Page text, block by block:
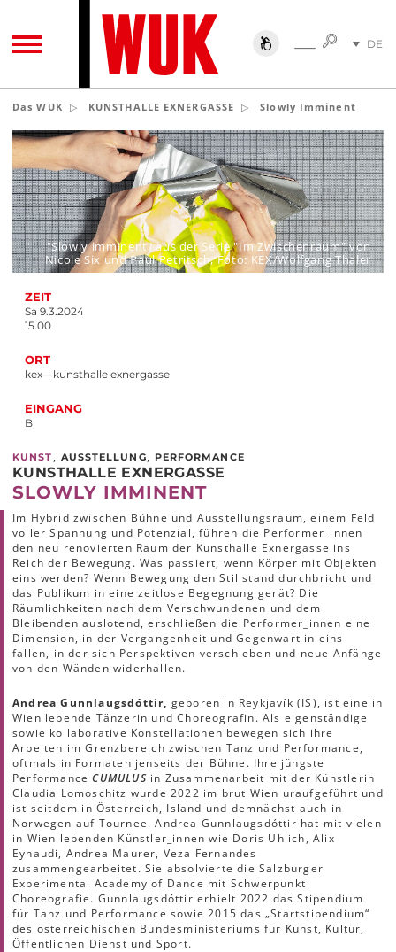
TOGGLE NAVIGATIONSUCHESUCHE
DE
Das WUK KUNSTHALLE EXNERGASSE Slowly Imminent
ZEIT
Sa 9.3.2024
15.00
ORT
kex—kunsthalle exnergasse
EINGANG
B
"Slowly imminent" aus der Serie "Im Zwischenraum" von
Nicole Six und Paul Petritsch, Foto: KEX/Wolfgang Thaler
KUNST , AUSSTELLUNG, PERFORMANCE
KUNSTHALLE EXNERGASSE
SLOWLY IMMINENT
Im Hybrid zwischen Bühne und Ausstellungsraum, einem Feld
voller Spannung und Potenzial, führen die Performer_innen
den neu renovierten Raum der Kunsthalle Exnergasse ins
Reich der Bewegung. Was passiert, wenn Körper mit Objekten
eins werden? Wenn Bewegung den Stillstand durchbricht und
das Publikum in eine zeitlose Begegnung gerät? Die
Räumlichkeiten nach dem Verschwundenen und dem
Bleibenden auslotend, erschließen die Performer_innen eine
Dimension, in der Vergangenheit und Gegenwart in eins
fallen, in der sich Perspektiven verschieben und neue Anfänge
von den Wänden widerhallen.
Andrea Gunnlaugsdóttir, geboren in Reykjavík (IS), ist eine in
Wien lebende Tänzerin und Choreografin. Als eigenständige
sowie kollaborative Konstellationen bewegen sich ihre
Arbeiten im Grenzbereich zwischen Tanz und Performance,
oftmals in Formaten jenseits der Bühne. Ihre jüngste
PerformanceCUMULUSin Zusammenarbeit mit der Künstlerin
Claudia Lomoschitz wurde 2022 im brut Wien uraufgeführt und
ist seitdem in Österreich, Island und demnächst auch in
Norwegen auf Tournee. Andrea Gunnlaugsdóttir hat mit vielen
in Wien lebenden Künstler_innen wie Doris Uhlich, Alix
Eynaudi, Andrea Maurer, Veza Fernandes
zusammengearbeitet. Sie absolvierte die Salzburger
Experimental Academy of Dance mit Schwerpunkt
Choreografie. Gunnlaugsdóttir erhielt 2022 das Stipendium
für Tanz und Performance sowie 2015 das „Startstipendium“
des österreichischen Bundesministeriums für Kunst, Kultur,
Öffentlichen Dienst und Sport.